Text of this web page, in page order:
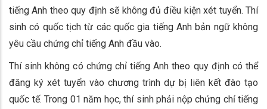
tiếng Anh theo quy định sẽ không đủ điều kiện xét tuyển. Thí
sinh có quốc tịch từ các quốc gia tiếng Anh bản ngữ không
yêu cầu chứng chỉ tiếng Anh đầu vào.
Thí sinh không có chứng chỉ tiếng Anh theo quy định có thể
đăng ký xét tuyển vào chương trình dự bị liên kết đào tạo
quốc tế. Trong 01 năm học, thí sinh phải nộp chứng chỉ tiếng